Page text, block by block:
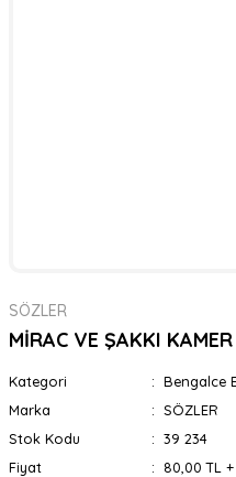
SÖZLER
MİRAC VE ŞAKKI
Kategori
Bengalce
Marka
SÖZLER
Stok Kodu
39 234
Fiyat
80,00 TL +